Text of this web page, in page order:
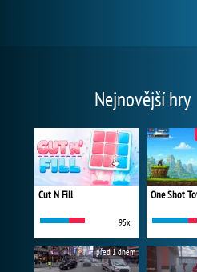
Nejnovější hry
Cut N Fill
95x
před 1 dnem